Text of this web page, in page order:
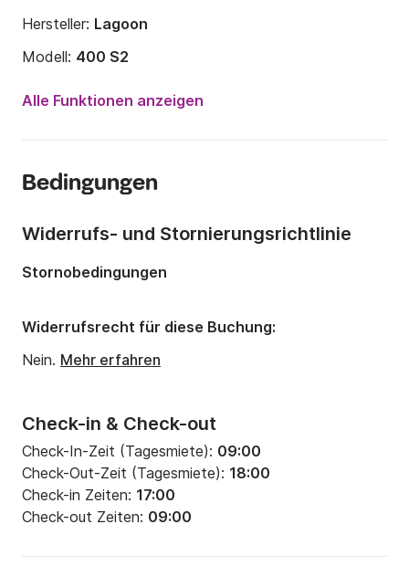
Hersteller: Lagoon
Modell: 400 S2
2016
Anzahl Schlafplätze:
Tiefgang:1.21m
Motorleistung:30PS
Alle Funktionen anzeigen
Bedingungen
Check-in & Check-out
Check-In-Zeit (Tagesmiete): 09:00
Check-Out-Zeit (Tagesmiete): 18:00
Check-in Zeiten: 17:00
Check-out Zeiten: 09:00
Widerrufs- und Stornierungsrichtlinie
Stornobedingungen
Widerrufsrecht für diese Buchung:
Nein. Mehr erfahren